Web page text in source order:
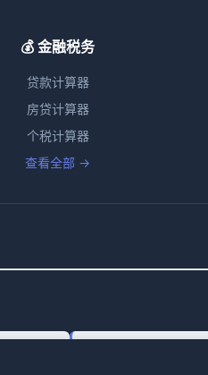
💰 金融税务
贷款计算器
房贷计算器
个税计算器
查看全部 →